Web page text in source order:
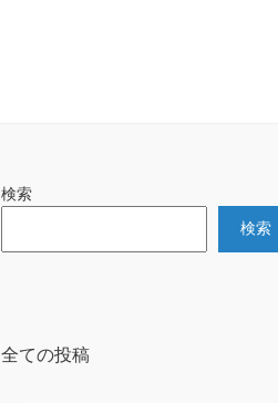
検索
検索
全ての投稿